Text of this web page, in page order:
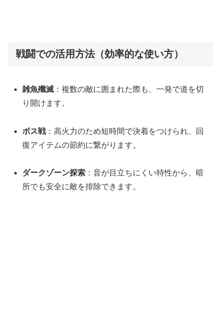
戦闘での活用方法（効率的な使い方）
雑魚殲滅 ：複数の敵に囲まれた際も、一発で道を切
り開けます。
ボス戦：高火力のため短時間で決着をつけられ、回
復アイテムの節約に繋がります。
ダークゾーン探索 ：音が目立ちにくい特性から、暗
所でも安全に敵を排除できます。